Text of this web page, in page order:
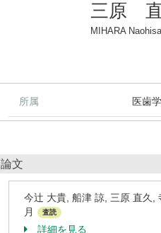
三原
MIHARA Naohisa
所属 医歯
論文
今辻 大貴, 船津 諒, 三原 直久
月
査読
詳細を見る